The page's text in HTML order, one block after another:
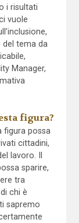
i risultati
vuole
tema da
Manager,
figura?
figura possa
cittadini,
lavoro. Il
sparire,
tra
chi è
sapremo